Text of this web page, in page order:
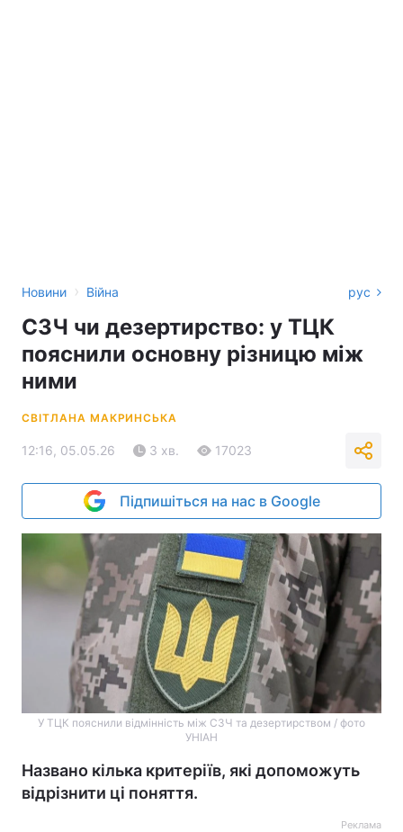
Новини › Війна рус
СЗЧ чи дезертирство: у ТЦК
пояснили основну різницю між
ними
СВІТЛАНА МАКРИНСЬКА
12:16, 05.05.26 3 хв. 17023
Підпишіться на нас в Google
У ТЦК пояснили відмінність між СЗЧ та дезертирством / фото
УНІАН
Названо кілька критеріїв, які допоможуть
відрізнити ці поняття.
Реклама